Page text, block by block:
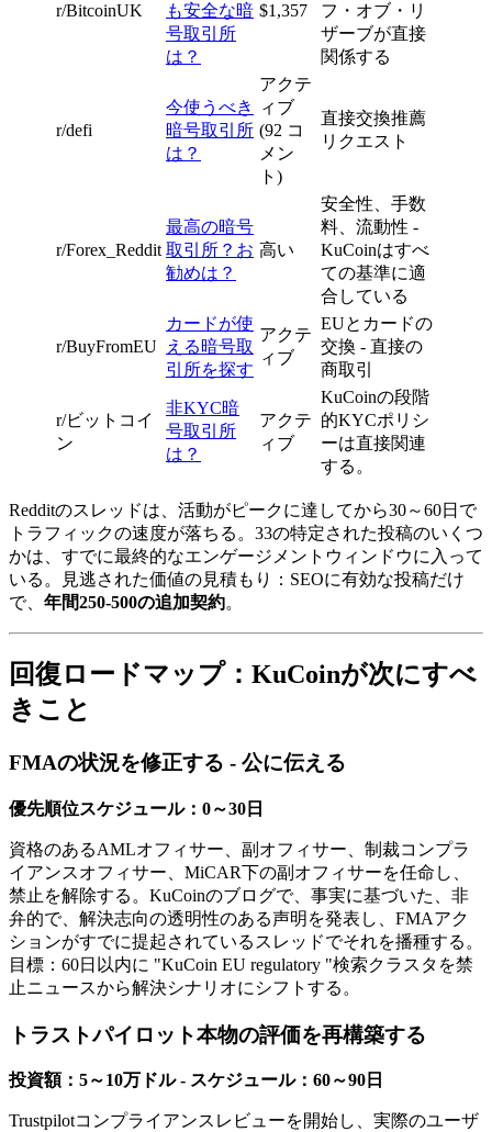
r/BitcoinUK
も安全な暗
号取引所
は？
$1,357
フ・オブ・リ
ザーブが直接
関係する
r/defi
今使うべき
暗号取引所
は？
アクテ
ィブ
(92 コ
メン
ト)
直接交換推薦
リクエスト
r/Forex_Reddit
最高の暗号
取引所？お
勧めは？
高い
安全性、手数
料、流動性 -
KuCoinはすべ
ての基準に適
合している
r/BuyFromEU
カードが使
える暗号取
引所を探す
アクテ
ィブ
EUとカードの
交換 - 直接の
商取引
r/ビットコイ
ン
非KYC暗
号取引所
は？
アクテ
ィブ
KuCoinの段階
的KYCポリシ
ーは直接関連
する。
Redditのスレッドは、活動がピークに達してから30～60日で
トラフィックの速度が落ちる。33の特定された投稿のいくつ
かは、すでに最終的なエンゲージメントウィンドウに入って
いる。見逃された価値の見積もり：SEOに有効な投稿だけ
で、 年間250-500の追加契約。
回復ロードマップ：KuCoinが次にすべ
きこと
FMAの状況を修正する - 公に伝える
優先順位スケジュール：0～30日
資格のあるAMLオフィサー、副オフィサー、制裁コンプラ
イアンスオフィサー、MiCAR下の副オフィサーを任命し、
禁止を解除する。KuCoinのブログで、事実に基づいた、非
弁的で、解決志向の透明性のある声明を発表し、FMAアク
ションがすでに提起されているスレッドでそれを播種する。
目標：60日以内に "KuCoin EU regulatory "検索クラスタを禁
止ニュースから解決シナリオにシフトする。
トラストパイロット本物の評価を再構築する
投資額：5～10万ドル - スケジュール：60～90日
Trustpilotコンプライアンスレビューを開始し、実際のユーザ